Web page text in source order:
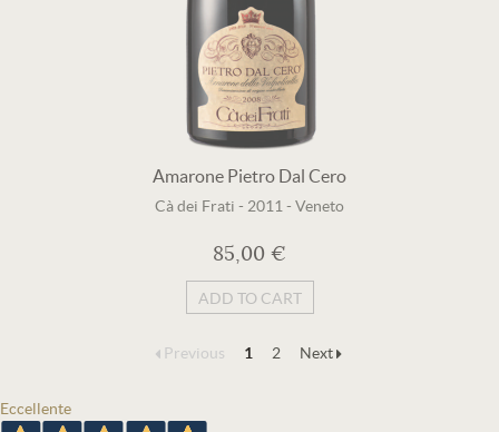
Amarone Pietro Dal Cero
Cà dei Frati - 2011 - Veneto
85,00 €
ADD TO CART
Previous 1 2 Next
Eccellente